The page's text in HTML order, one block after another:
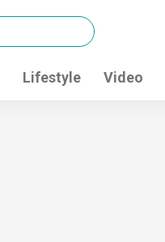
Lifestyle Video